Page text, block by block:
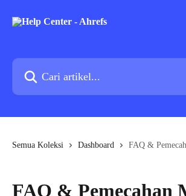
Cari artikel...
Semua Koleksi Dashboard FAQ &
FAQ & Pemecahan